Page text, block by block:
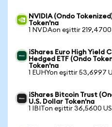
NVIDIA (Ondo
Token'na
1 NVDAon eşittir
iShares Euro High Yield
Hedged ETF (Ondo
Token'na
1 EUHYon eşittir 53,6997
iShares Bitcoin Trust
U.S. Dollar Token'na
1 IBITon eşittir 36,5600